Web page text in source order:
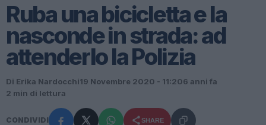
Ruba una bicicletta e la
nasconde in strada: ad
attenderlo la Polizia
Di Erika Nardocchi19 Novembre 2020 - 11:206 anni fa
2 min di lettura
CONDIVIDI SHARE